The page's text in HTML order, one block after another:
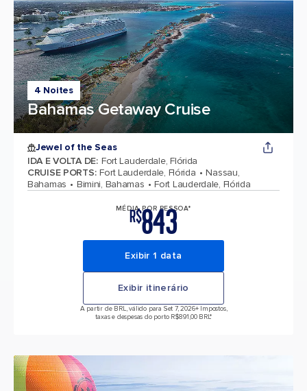
4 Noites
Bahamas Getaway Cruise
Jewel of the Seas
IDA E VOLTA DE: Fort Lauderdale, Flórida
CRUISE PORTS: Fort Lauderdale, Flórida
Nassau,
Bahamas
Bimini, Bahamas Fort Lauderdale, Flórida
MÉDIA POR PESSOA*
R$843
Exibir 1 data
Exibir itinerário
A partir de BRL, válido para Set 7, 2026+ Impostos,
taxas e despesas do porto R$891,00 BRL*